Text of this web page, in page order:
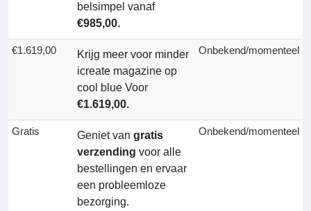
belsimpel vanaf
€985,00.
€1.619,00
Krijg meer voor minder
icreate magazine op
cool blue Voor
€1.619,00.
Onbekend/momenteel
Gratis Geniet van gratis
verzending voor alle
bestellingen en ervaar
een probleemloze
bezorging.
Onbekend/momenteel